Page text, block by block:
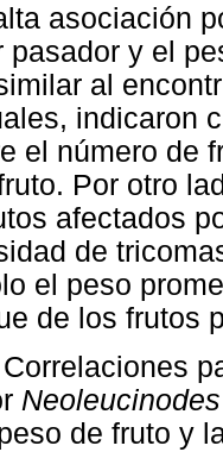
asociación
pasador y el
al
indicaron
el número de
Por otro
afectados
de
el peso
de los frutos
Correlaciones
de fruto y